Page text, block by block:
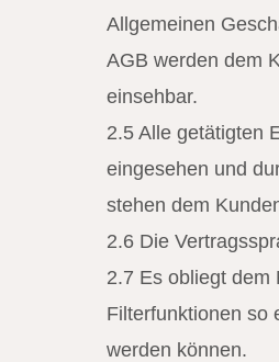
Allgemeinen
AGB werden dem
einsehbar.
2.5 Alle getätigten
eingesehen und
stehen dem
2.6 Die
2.7 Es obliegt dem
Filterfunktionen so
werden können.